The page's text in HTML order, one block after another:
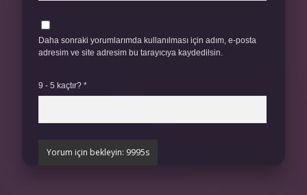
Daha sonraki yorumlarımda kullanılması için adım, e-posta
adresim ve site adresim bu tarayıcıya kaydedilsin.
9 - 5 kaçtır? *